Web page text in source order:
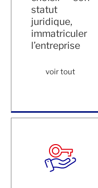
statut
juridique,
immatriculer
l’entreprise
voir tout